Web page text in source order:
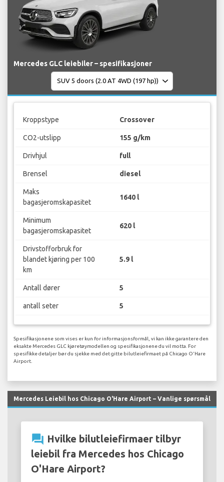
Mercedes GLC leiebiler – spesifikasjoner
Kroppstype Crossover
CO2-utslipp 155 g/km
Drivhjul full
Brensel diesel
Maks
bagasjeromskapasitet
1640 l
Minimum
bagasjeromskapasitet
620 l
Drivstofforbruk for
blandet kjøring per 100
km
5.9 l
Antall dører 5
antall seter 5
Spesifikasjonene som vises er kun for informasjonsformål, vi kan ikke garantere den
eksakte Mercedes GLC kjøretøymodellen og spesifikasjonene du vil motta. For
spesifikke detaljer bør du sjekke med det gitte bilutleiefirmaet på Chicago O'Hare
Airport.
Mercedes Leiebil hos Chicago O'Hare Airport – Vanlige spørsmål
question_answer Hvilke bilutleiefirmaer tilbyr
leiebil fra Mercedes hos Chicago
O'Hare Airport?